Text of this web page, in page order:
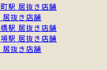
駅 居抜き店舗
居抜き店舗
駅 居抜き店舗
駅 居抜き店舗
居抜き店舗